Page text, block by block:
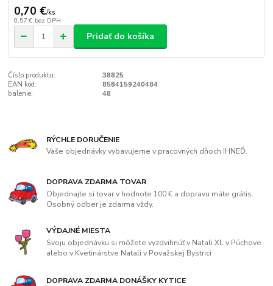
0,70 €/ks
0,57 € bez DPH
Pridať do košíka
Číslo produktu:
38825
EAN kód:
8584159240484
balenie:
48
RÝCHLE DORUČENIE
Vaše objednávky vybavujeme v pracovných dňoch IHNEĎ.
DOPRAVA ZDARMA TOVAR
Objednajte si tovar v hodnote 100 € a dopravu máte grátis.
Osobný odber je zdarma vždy.
VÝDAJNÉ MIESTA
Svoju objednávku si môžete vyzdvihnúť v Natali XL v Púchove
alebo v Kvetinárstve Natali v Považskej Bystrici
DOPRAVA ZDARMA DONÁŠKY KYTICE